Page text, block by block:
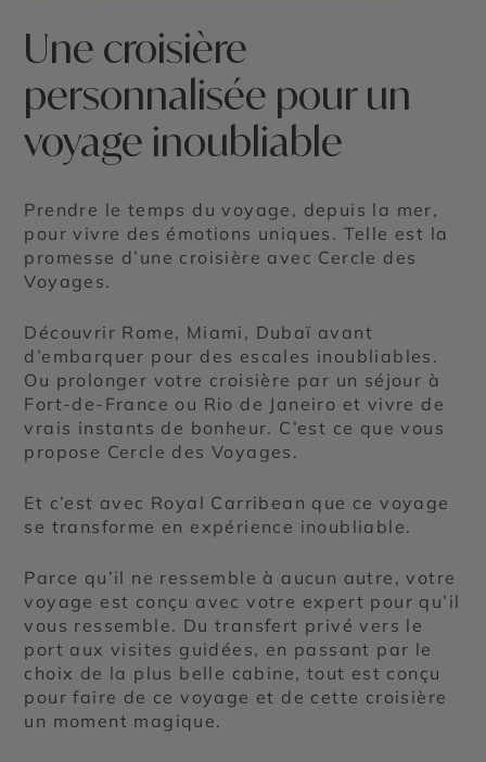
Une croisière
personnalisée pour un
voyage inoubliable
Prendre le temps du voyage, depuis la mer,
pour vivre des émotions uniques. Telle est la
promesse d’une croisière avec Cercle des
Voyages.
Découvrir Rome, Miami, Dubaï avant
d’embarquer pour des escales inoubliables.
Ou prolonger votre croisière par un séjour à
Fort-de-France ou Rio de Janeiro et vivre de
vrais instants de bonheur. C’est ce que vous
propose Cercle des Voyages.
Et c’est avec Royal Carribean que ce voyage
se transforme en expérience inoubliable.
Parce qu’il ne ressemble à aucun autre, votre
voyage est conçu avec votre expert pour qu’il
vous ressemble. Du transfert privé vers le
port aux visites guidées, en passant par le
choix de la plus belle cabine, tout est conçu
pour faire de ce voyage et de cette croisière
un moment magique.